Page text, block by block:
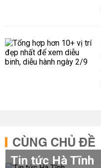
CÙNG CHỦ ĐỀ
Tin tức Hà Tĩnh